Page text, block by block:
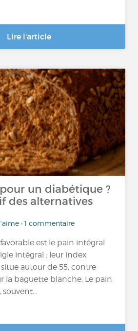
Lire l'article
un diabétique ?
des alternatives
• 1 commentaire
est le pain intégral
intégral : leur index
autour de 55, contre
la baguette blanche. Le pain